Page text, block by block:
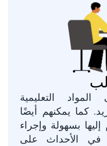
التعليمية
كما يمكنهم أيضًا
بسهولة وإجراء
في الأحداث على